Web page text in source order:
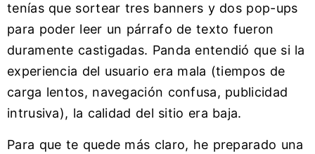
tenías que sortear tres banners y dos pop-ups
para poder leer un párrafo de texto fueron
duramente castigadas. Panda entendió que si la
experiencia del usuario era mala (tiempos de
carga lentos, navegación confusa, publicidad
intrusiva), la calidad del sitio era baja.
Para que te quede más claro, he preparado una